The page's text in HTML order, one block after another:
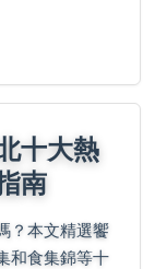
十大熱
南
？本文精選饗
和食集錦等十